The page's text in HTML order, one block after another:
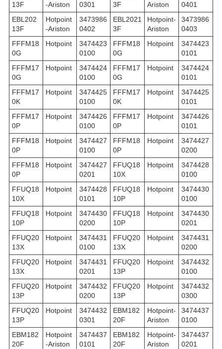
13F
-Ariston
0301
3F
Ariston
0401
EBL202
13F
Hotpoint
-Ariston
3473986
0402
EBL2021
3F
Hotpoint-
Ariston
3473986
0403
FFFM18
0G
Hotpoint
3474423
0100
FFFM18
0G
Hotpoint
3474423
0101
FFFM17
0G
Hotpoint
3474424
0100
FFFM17
0G
Hotpoint
3474424
0101
FFFM17
0K
Hotpoint
3474425
0100
FFFM17
0K
Hotpoint
3474425
0101
FFFM17
0P
Hotpoint
3474426
0100
FFFM17
0P
Hotpoint
3474426
0101
FFFM18
0P
Hotpoint
3474427
0100
FFFM18
0P
Hotpoint
3474427
0200
FFFM18
0P
Hotpoint
3474427
0201
FFUQ18
10X
Hotpoint
3474428
0100
FFUQ18
10X
Hotpoint
3474428
0101
FFUQ18
10P
Hotpoint
3474430
0100
FFUQ18
10P
Hotpoint
3474430
0200
FFUQ18
10P
Hotpoint
3474430
0201
FFUQ20
13X
Hotpoint
3474431
0100
FFUQ20
13X
Hotpoint
3474431
0200
FFUQ20
13X
Hotpoint
3474431
0201
FFUQ20
13P
Hotpoint
3474432
0100
FFUQ20
13P
Hotpoint
3474432
0200
FFUQ20
13P
Hotpoint
3474432
0300
FFUQ20
13P
Hotpoint
3474432
0301
EBM182
20F
Hotpoint-
Ariston
3474437
0100
EBM182
20F
Hotpoint
-Ariston
3474437
0101
EBM182
20F
Hotpoint-
Ariston
3474437
0201